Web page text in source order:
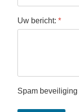
Uw bericht:*
Spam